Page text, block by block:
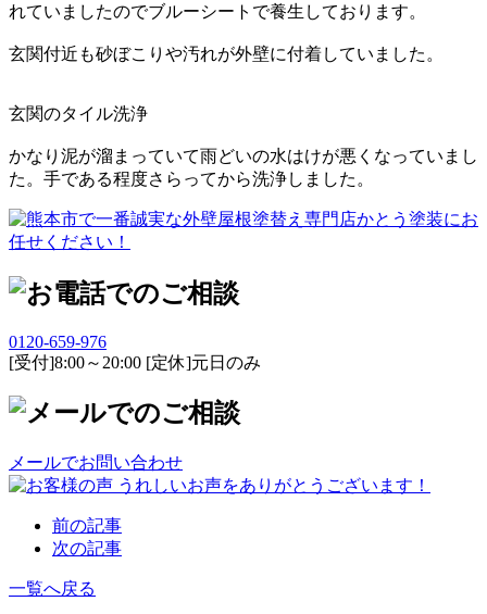
れていましたのでブルーシートで養生しております。
玄関付近も砂ぼこりや汚れが外壁に付着していました。
玄関のタイル洗浄
かなり泥が溜まっていて雨どいの水はけが悪くなっていまし
た。手である程度さらってから洗浄しました。
0120-659-976
[受付]8:00～20:00 [定休]元日のみ
メールでお問い合わせ
前の記事
次の記事
一覧へ戻る